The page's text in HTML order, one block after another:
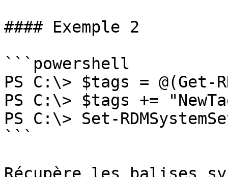
#### Exemple 2
```powershell
PS C:\> $tags = @(Get-
PS C:\> $tags +=
PS C:\> Set-
```